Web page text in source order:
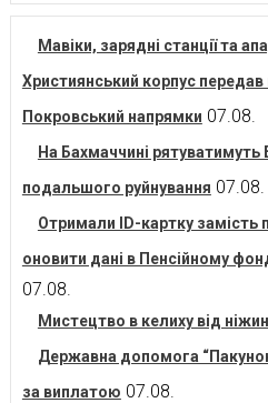
Мавіки, зарядні станції та
Християнський корпус
Покровський напрямки 07.08.
На Бахмаччині рятуватимуть
подальшого руйнування 07.08.
Отримали ID-картку замість
оновити дані в Пенсійному
07.08.
Мистецтво в келиху від
Державна допомога
за виплатою 07.08.